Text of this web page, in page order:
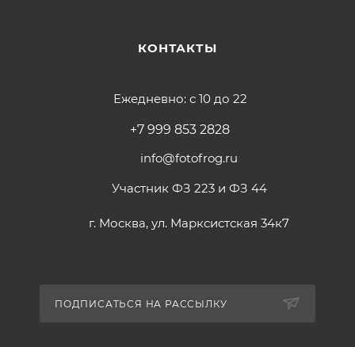
КОНТАКТЫ
Ежедневно: с 10 до 22
+7 999 853 2828
info@fotofrog.ru
Участник ФЗ 223 и ФЗ 44
г. Москва, ул. Марксистская 34к7
ПОДПИСАТЬСЯ НА РАССЫЛКУ